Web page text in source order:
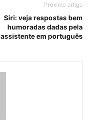
Próximo artigo
Siri: veja respostas bem
humoradas dadas pela
assistente em português